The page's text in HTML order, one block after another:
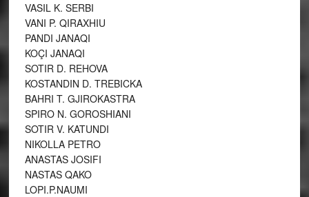
VASIL K. SERBI
VANI P. QIRAXHIU
PANDI JANAQI
KOÇI JANAQI
SOTIR D. REHOVA
KOSTANDIN D. TREBICKA
BAHRI T. GJIROKASTRA
SPIRO N. GOROSHIANI
SOTIR V. KATUNDI
NIKOLLA PETRO
ANASTAS JOSIFI
NASTAS QAKO
LOPI.P.NAUMI